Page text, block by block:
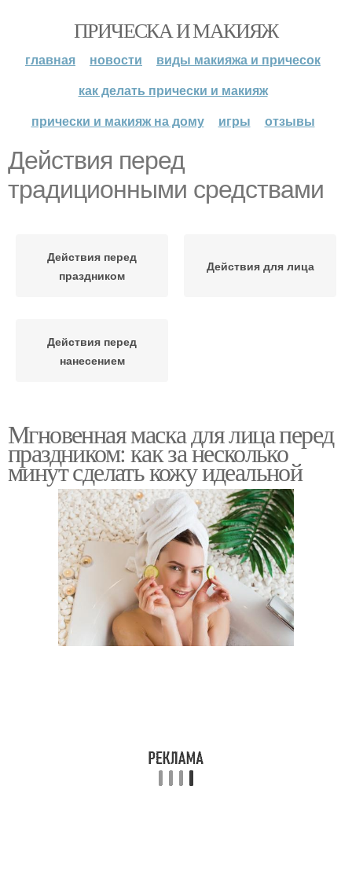
ПРИЧЕСКА И МАКИЯЖ
главная новости
виды макияжа и причесок
как делать прически и макияж
прически и макияж на дому
игры отзывы
Действия перед
традиционными средствами
Действия перед
праздником
Действия для лица
Действия перед
нанесением
Мгновенная маска для лица перед
праздником: как за несколько
минут сделать кожу идеальной